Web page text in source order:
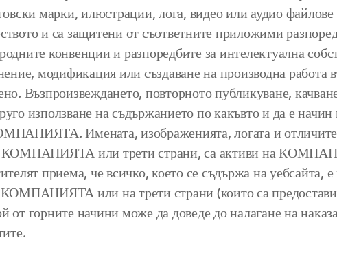
марки, илюстрации, лога, видео или аудио файлове
и са защитени от съответните приложими
конвенции и разпоредбите за интелектуална
модификация или създаване на производна работа
Възпроизвеждането, повторното публикуване,
използване на съдържанието по какъвто и да е
Имената, изображенията, логата и
КОМПАНИЯТА или трети страни, са активи на
приема, че всичко, което се съдържа на уебсайта, е
или на трети страни (които са
от горните начини може да доведе до налагане на